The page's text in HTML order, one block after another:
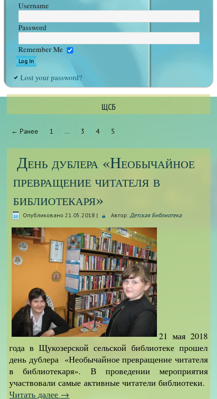
Username
Password
Remember Me
Lost your password?
ЩСБ
← Ранее 1 … 3 4 5
День дублера «Необычайное
превращение читателя в
библиотекаря»
Опубликовано 21.05.2018 | Автор: Детская Библиотека
21 мая 2018
года в Щукозерской сельской библиотеке прошел
день дублера «Необычайное превращение читателя
в библиотекаря». В проведении мероприятия
участвовали самые активные читатели библиотеки.
Читать далее →